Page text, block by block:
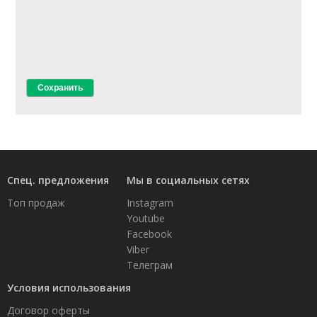
Спец. предложения
Топ продаж
Мы в социальных сетях
Instagram
Youtube
Facebook
Viber
Телеграм
Условия использования
Договор оферты